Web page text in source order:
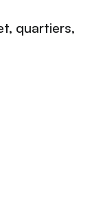
quartiers,